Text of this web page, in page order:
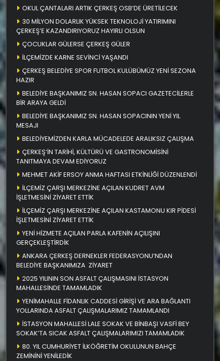
OKUL ÇANTALARI ARTIK ÇERKEŞ OSB’DE ÜRETİLECEK
30 MİLYON DOLARLIK YÜKSEK TEKNOLOJİ YATIRIMINI
ÇERKEŞ’E KAZANDIRIYORUZ HAYIRLI OLSUN
ÇOCUKLAR GÜLERSE ÇERKEŞ GÜLER
İLÇEMİZDE KARNE SEVİNCİ YAŞANDI
ÇERKEŞ BELEDİYE SPOR FUTBOL KULÜBÜMÜZ YENİ SEZONA
HAZIR
BELEDİYE BAŞKANIMIZ SN. HASAN SOPACI GAZETECİLERLE
BİR ARAYA GELDİ
BELEDİYE BAŞKANIMIZ SN. HASAN SOPACININ YENİ YIL
MESAJI
BELEDİYEMİZDEN KARLA MÜCADELEDE ARALIKSIZ ÇALIŞMA
ÇERKEŞ’İN TARİHİ, KÜLTÜRÜ VE GASTRONOMİSİNİ
TANITMAYA DEVAM EDİYORUZ
MEHMET AKİF ERSOY ANMA HAFTASI ETKİNLİĞİ DÜZENLENDİ
İLÇEMİZ ÇARŞI MERKEZİNE AÇILAN KUDRET AVM
İŞLETMESİNİ ZİYARET ETTİK
İLÇEMİZ ÇARŞI MERKEZİNE AÇILAN KASTAMONU KIR PİDESİ
İŞLETMESİNİ ZİYARET ETTİK
YENİ HİZMETE AÇILAN PARLA KAFENİN AÇILIŞINI
GERÇEKLEŞTİRDİK
ANKARA ÇERKEŞ DERNEKLER FEDERASYONU’NDAN
BELEDİYE BAŞKANIMIZA ZİYARET
2025 YILININ SON ASFALT ÇALIŞMASINI İSTASYON
MAHALLESİNDE TAMAMLADIK
YENİMAHALLE FİDANLIK CADDESİ GİRİŞİ VE ARA BAĞLANTI
YOLLARINDA ASFALT ÇALIŞMALARIMIZ TAMAMLANDI
İSTASYON MAHALLESİ LALE SOKAK VE BİNBAŞI VASFİ BEY
SOKAK’TA SICAK ASFALT ÇALIŞMALARIMIZI TAMAMLADIK
80. YIL CUMHURİYET İLKÖĞRETİM OKULUNUN BAHÇE
ZEMİNİNİ YENİLEDİK